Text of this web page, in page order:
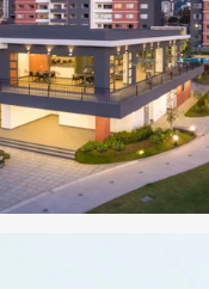
8,374*
MADRID 2
1 baño 1 parqueo